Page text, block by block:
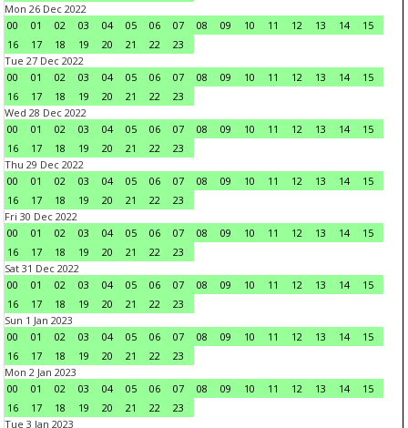
Mon 26 Dec 2022
00
01 02 03 04 05 06 07 08 09 10 11 12 13 14
15
16
17 18 19 20 21 22
23
Tue 27 Dec 2022
00
01 02 03 04 05 06 07 08 09 10 11 12 13 14
15
16
17 18 19 20 21 22
23
Wed 28 Dec 2022
00
01 02 03 04 05 06 07 08 09 10 11 12 13 14
15
16
17 18 19 20 21 22
23
Thu 29 Dec 2022
00
01 02 03 04 05 06 07 08 09 10 11 12 13 14
15
16
17 18 19 20 21 22
23
Fri 30 Dec 2022
00
01 02 03 04 05 06 07 08 09 10 11 12 13 14
15
16
17 18 19 20 21 22
23
Sat 31 Dec 2022
00
01 02 03 04 05 06 07 08 09 10 11 12 13 14
15
16
17 18 19 20 21 22
23
Sun 1 Jan 2023
00
01 02 03 04 05 06 07 08 09 10 11 12 13 14
15
16
17 18 19 20 21 22
23
Mon 2 Jan 2023
00
01 02 03 04 05 06 07 08 09 10 11 12 13 14
15
16
17 18 19 20 21 22
23
Tue 3 Jan 2023